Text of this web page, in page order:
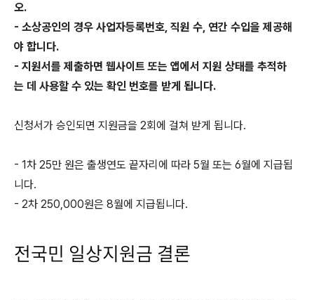
오.
- 소상공인의 경우 사업자등록번호, 직원 수, 연간 수입을 제공해
야 합니다.
- 지원서를 제출하면 웹사이트 또는 앱에서 지원 상태를 추적하
는 데 사용할 수 있는 확인 번호를 받게 됩니다.
신청서가 승인되면 지원금을 2회에 걸쳐 받게 됩니다.
- 1차 25만 원은 출생연도 끝자리에 따라 5월 또는 6월에 지급됩
니다.
- 2차 250,000원은 8월에 지급됩니다.
전국민 일상지원금 결론